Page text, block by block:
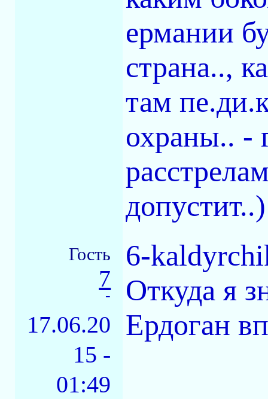
ермании
страна..,
там
охраны.. -
допустит..)
Гость
7
-
17.06.20
15 -
01:49
6-
Откуда я
Ердоган